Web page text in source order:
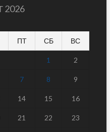
2026
ПТ СБ ВС
1 2
7 8 9
14 15 16
21 22 23